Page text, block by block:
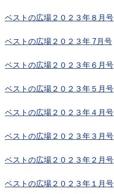
ベストの広場２０２３年８月号
ベストの広場２０２３年 7月号
ベストの広場２０２３年６月号
ベストの広場２０２３年５月号
ベストの広場２０２３年４月号
ベストの広場２０２３年３月号
ベストの広場２０２３年２月号
ベストの広場２０２３年１月号